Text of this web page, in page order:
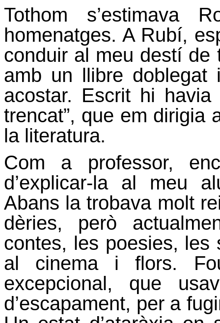
Tothom s’estimava
homenatges. A Rubí,
conduir al meu destí de
amb un llibre doblegat
acostar. Escrit hi
trencat”, que em dirigia
la literatura.
Com a professor,
d’explicar-la al meu
Abans la trobava molt
dèries, però
contes, les poesies,
al cinema i flors.
excepcional, que
d’escapament, per a